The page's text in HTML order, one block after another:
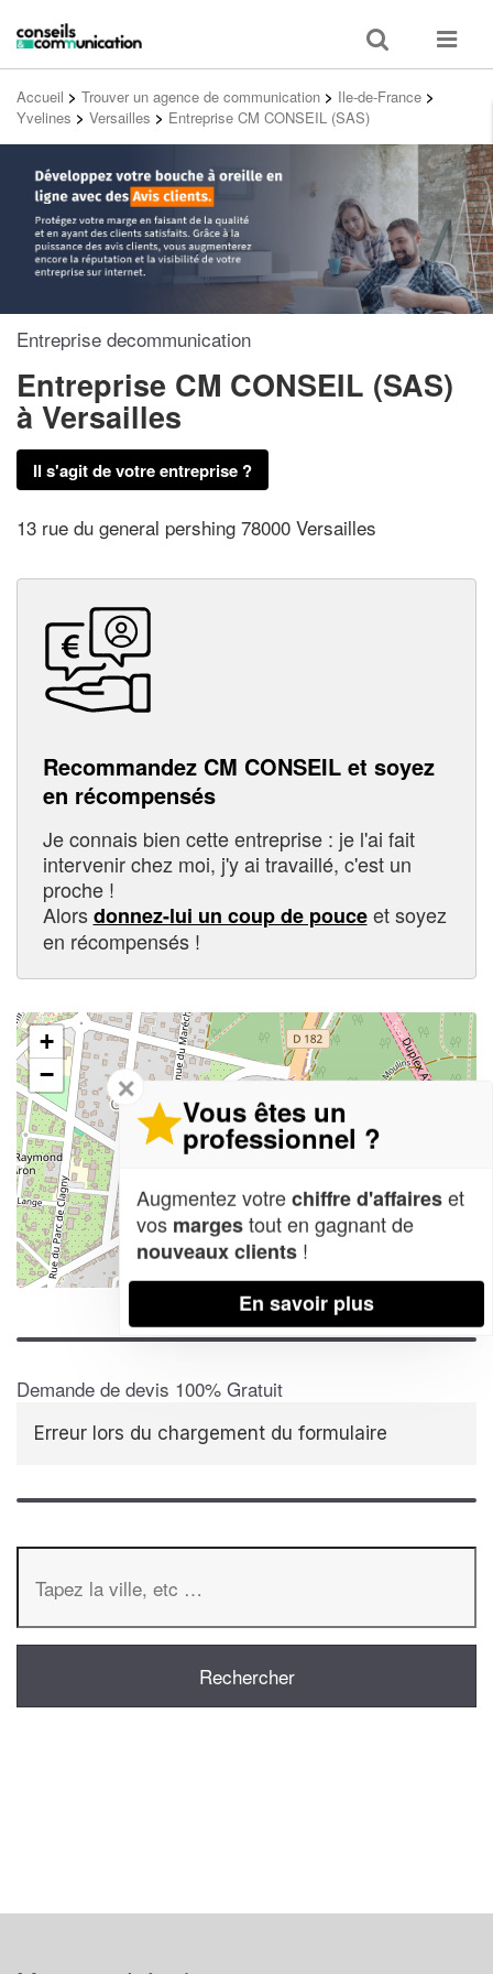
Toggle
search
Toggle
Accueil > Trouver un agence de communication > Ile-de-France >
Yvelines > Versailles > Entreprise CM CONSEIL (SAS)
Entreprise decommunication
Entreprise CM CONSEIL (SAS)
à Versailles
Il s'agit de votre entreprise ?
13 rue du general pershing 78000 Versailles
Recommandez CM CONSEIL et soyez
en récompensés
Je connais bien cette entreprise : je l'ai fait
intervenir chez moi, j'y ai travaillé, c'est un
proche !
Alorsdonnez-lui un coup de pouceet soyez
en récompensés !
+
−
Leaflet| Map data ©OpenStreetMap contributors,CC-BY-SA
Demande de devis 100% Gratuit
Erreur lors du chargement du formulaire
✕
Vous êtes un
professionnel ?
Augmentez votrechiffre d'affaireset
vos margestout en gagnant de
nouveaux clients !
En savoir plus